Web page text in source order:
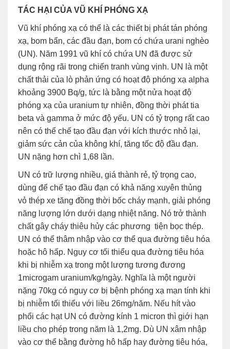
TÁC HẠI CỦA VŨ KHÍ PHÓNG XẠ
Vũ khí phóng xạ có thể là các thiết bị phát tán phóng
xạ, bom bẩn, các đầu đạn, bom có chứa urani nghèo
(UN). Năm 1991 vũ khí có chứa UN đã được sử
dụng rộng rãi trong chiến tranh vùng vịnh. UN là một
chất thải của lò phản ứng có hoạt độ phóng xạ alpha
khoảng 3900 Bq/g, tức là bằng một nửa hoạt độ
phóng xạ của uranium tự nhiên, đồng thời phát tia
beta và gamma ở mức độ yếu. UN có tỷ trọng rất cao
nên có thể chế tạo đầu đạn với kích thước nhỏ lại,
giảm sức cản của không khí, tăng tốc độ đầu đạn.
UN nặng hơn chì 1,68 lần.
UN có trữ lượng nhiều, giá thành rẻ, tỷ trọng cao,
dùng để chế tạo đầu đạn có khả năng xuyên thủng
vỏ thép xe tăng đồng thời bốc cháy mạnh, giải phóng
năng lượng lớn dưới dạng nhiệt năng. Nó trở thành
chất gây cháy thiêu hủy các phương tiện bọc thép.
UN có thể thâm nhập vào cơ thể qua đường tiêu hóa
hoặc hô hấp. Nguy cơ tối thiểu qua đường tiêu hóa
khi bị nhiễm xạ trong một lượng tương đương
1microgam uranium/kg/ngày. Nghĩa là một người
nặng 70kg có nguy cơ bị bệnh phóng xạ mạn tính khi
bị nhiễm tối thiểu với liều 26mg/năm. Nếu hít vào
phổi các hạt UN có đường kính 1 micron thì giới hạn
liều cho phép trong năm là 1,2mg. Dù UN xâm nhập
vào cơ thể bằng đường hô hấp hay đường tiêu hóa,